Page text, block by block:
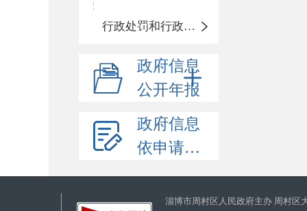
行政处罚和行政强制
政府信息
公开年报
政府信息
依申请公开
淄博市周村区人民政府主办 周村区